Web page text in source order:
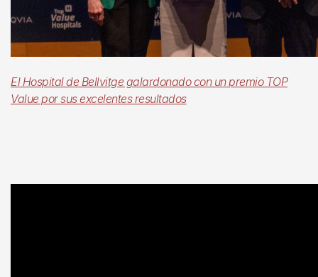
El Hospital de Bellvitge galardonado con un premio TOP
Value por sus excelentes resultados